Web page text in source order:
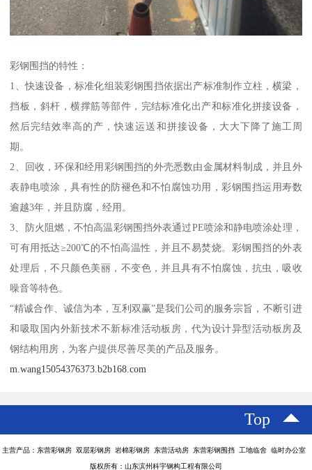
彩钢围挡的特性：
1、快速设备，标准化组装彩钢围挡依据出产标准制作立柱，横梁，
挡板，斜杆，横撑筋等部件，完结标准化出产和标准化拼接设备，
然后完结效率高的产，快速运送和拼接设备，大大下降了施工周
期。
2、回收，环保和经用彩钢围挡的外壳悉数由金属材料制成，并且外
表静电喷涂，具有性的防褪色和不怕腐蚀功用，彩钢围挡运用寿数
逾越3年，并且防腐，经用。
3、防火阻燃，不怕高温彩钢围挡外表通过PE喷涂和静电喷涂处理，
可有用抵达≥200℃的不怕高温性，并且不易焚烧。彩钢围挡的外表
处理后，不只颜色美丽，不变色，并且具有不怕腐蚀，抗虫，吸收
噪音等特色。
“精诚合作、诚信为本，互利双赢”是我们公司的服务宗旨，不断引进
和吸取国内外新技术不新标准活动板房，代为设计异型活动板房及
钢结构用房，为客户提供尽善尽美的产品及服务。
m.wang15054376373.b2b168.com
Top
主营产品：东营彩钢房 双层彩钢房 岩棉彩钢房 东营活动房 东营彩钢围挡 工地临舍 临时办公室
版权所有：山东滨州科宇钢构工程有限公司